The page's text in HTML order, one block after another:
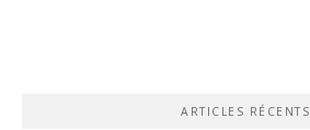
ARTICLES RÉCENTS